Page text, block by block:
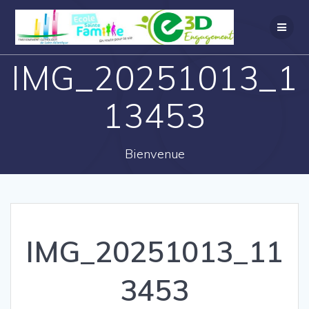
IMG_20251013_1
13453
Bienvenue
IMG_20251013_11
3453